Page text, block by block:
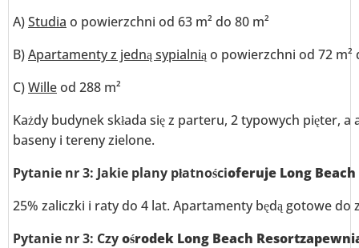
A)Studia o powierzchni od 63 m² do 80 m²
B)Apartamenty z jedną sypialniąo powierzchni od 72 m²
C)Willeod 288 m²
Każdy budynek składa się z parteru, 2 typowych pięter,
baseny i tereny zielone.
Pytanie nr 3: Jakie plany płatnościoferuje Long
25% zaliczki i raty do 4 lat. Apartamenty będą gotowe
Pytanie nr 3: Czyośrodek Long Beach Resort